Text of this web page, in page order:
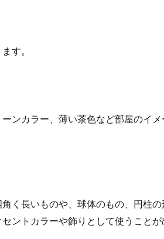
もらえる人とは？年金の受け取り方
ゼ？台風の速度が変化する理由とは
す。
ンカラー、薄い茶色など部屋のイメ
く長いものや、球体のもの、円柱
ントカラーや飾りとして使うことが